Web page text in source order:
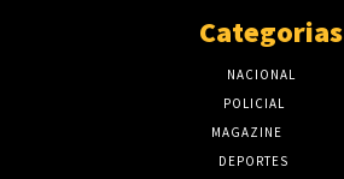
Categorias
NACIONAL
POLICIAL
MAGAZINE
DEPORTES